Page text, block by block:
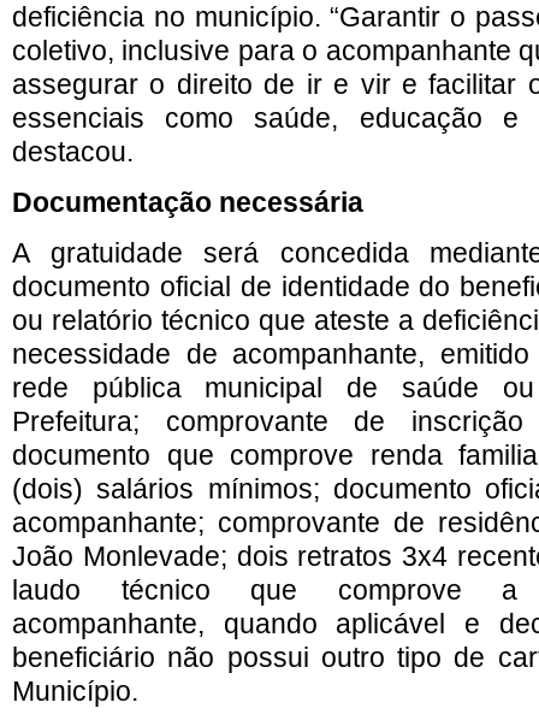
deficiência no município. “Garantir o
coletivo, inclusive para o acompanhante
assegurar o direito de ir e vir e facilitar
essenciais como saúde, educação e
destacou.
Documentação necessária
A gratuidade será concedida
documento oficial de identidade do
ou relatório técnico que ateste a
necessidade de acompanhante,
rede pública municipal de saúde
Prefeitura; comprovante de
documento que comprove renda
(dois) salários mínimos; documento
acompanhante; comprovante de
João Monlevade; dois retratos 3x4
laudo técnico que comprove a
acompanhante, quando aplicável e
beneficiário não possui outro tipo de
Município.